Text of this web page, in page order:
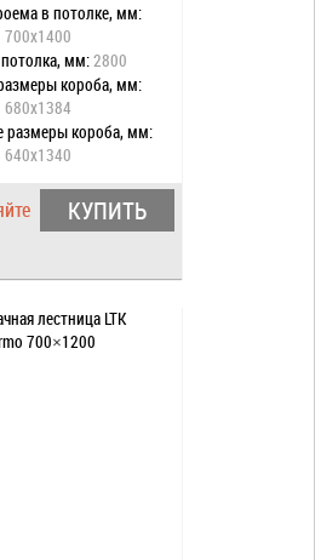
в потолке, мм:
700x1400
мм:2800
короба, мм:
680x1384
размеры короба, мм:
640x1340
мм:
в развернутом
короба, мм:220
пластина:да
крышка люка:
КУПИТЬ